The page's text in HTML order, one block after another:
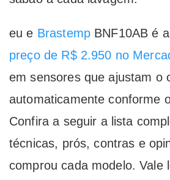
eu e BrastempBNF10AB é
preço de R$ 2.950 no
em sensores que ajustam o
automaticamente conforme
Confira a seguir a lista
técnicas, prós, contras e
comprou cada modelo. Vale